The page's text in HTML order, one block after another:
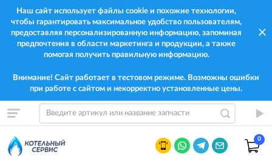
Наш сайт использует файлы cookie и похожие технологии,
чтобы гарантировать максимальное удобство пользователям,
предоставляя персонализированную информацию, запоминая
предпочтения в области маркетинга и продукции, а также
помогая получить правильную информацию.
Внимание! Сайт работает в тестовом режиме. Возможны ошибки
при работе с сайтом и некорректно установленные цены.
0